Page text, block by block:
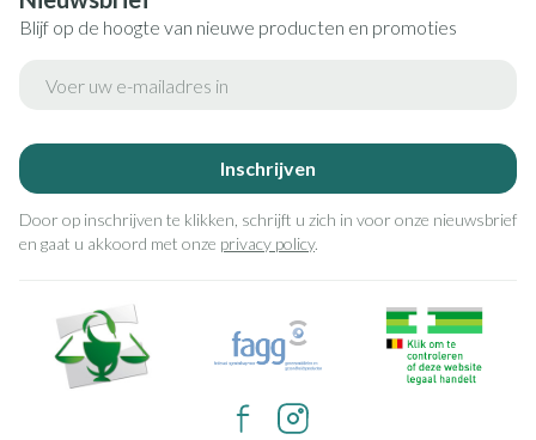
Blijf op de hoogte van nieuwe producten en promoties
Inschrijven
Door op inschrijven te klikken, schrijft u zich in voor onze nieuwsbrief
en gaat u akkoord met onze privacy policy.